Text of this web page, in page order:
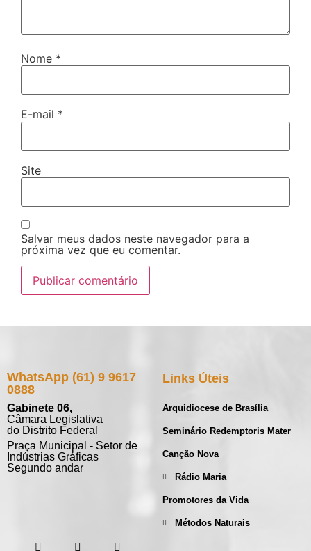
Nome *
E-mail *
Site
Salvar meus dados neste navegador para a
próxima vez que eu comentar.
WhatsApp (61) 9 9617
0888
Gabinete 06,
Câmara Legislativa
do Distrito Federal
Praça Municipal - Setor de
Indústrias Gráficas
Segundo andar
Links Úteis
Arquidiocese de Brasília
Seminário Redemptoris Mater
Canção Nova
Rádio Maria
Promotores da Vida
Métodos Naturais